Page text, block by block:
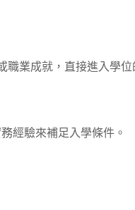
職業成就，直接進入學
經驗來補足入學條件。